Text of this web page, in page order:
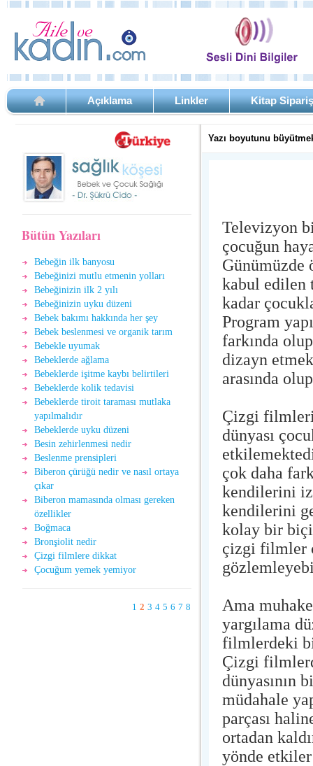
Açıklama Linkler Kitap
Bütün Yazıları
Bebeğin ilk banyosu
Bebeğinizi mutlu etmenin yolları
Bebeğinizin ilk 2 yılı
Bebeğinizin uyku düzeni
Bebek bakımı hakkında her şey
Bebek beslenmesi ve organik tarım
Bebekle uyumak
Bebeklerde ağlama
Bebeklerde işitme kaybı belirtileri
Bebeklerde kolik tedavisi
Bebeklerde tiroit taraması mutlaka
yapılmalıdır
Bebeklerde uyku düzeni
Besin zehirlenmesi nedir
Beslenme prensipleri
Biberon çürüğü nedir ve nasıl ortaya
çıkar
Biberon mamasında olması gereken
özellikler
Boğmaca
Bronşiolit nedir
Çizgi filmlere dikkat
Çocuğum yemek yemiyor
1 2 3 4 5 6 7 8
Yazı boyutunu
Televizyon
çocuğun
Günümüzde
kabul edilen
kadar
Program
farkında
dizayn
arasında
Çizgi
dünyası
çok daha
kendilerini
kendilerini
kolay bir
çizgi filmler
Ama
yargılama
filmlerdeki
Çizgi
dünyasının
müdahale
parçası
ortadan
yönde